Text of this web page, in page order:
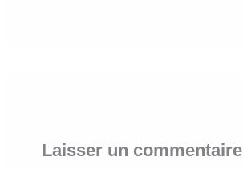
Laisser un commentaire